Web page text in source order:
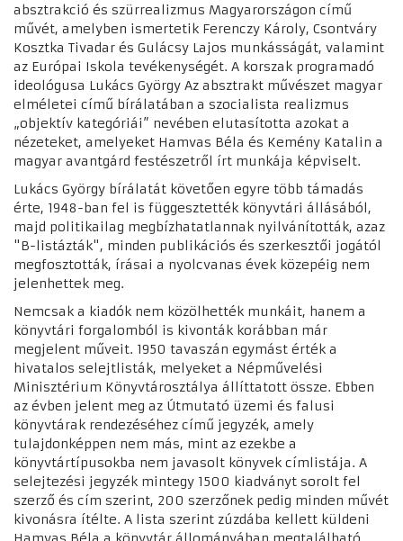
absztrakció és szürrealizmus Magyarországon című
művét, amelyben ismertetik Ferenczy Károly, Csontváry
Kosztka Tivadar és Gulácsy Lajos munkásságát, valamint
az Európai Iskola tevékenységét. A korszak programadó
ideológusa Lukács György Az absztrakt művészet magyar
elméletei című bírálatában a szocialista realizmus
„objektív kategóriái” nevében elutasította azokat a
nézeteket, amelyeket Hamvas Béla és Kemény Katalin a
magyar avantgárd festészetről írt munkája képviselt.
Lukács György bírálatát követően egyre több támadás
érte, 1948-ban fel is függesztették könyvtári állásából,
majd politikailag megbízhatatlannak nyilvánították, azaz
"B-listázták", minden publikációs és szerkesztői jogától
megfosztották, írásai a nyolcvanas évek közepéig nem
jelenhettek meg.
Nemcsak a kiadók nem közölhették munkáit, hanem a
könyvtári forgalomból is kivonták korábban már
megjelent műveit. 1950 tavaszán egymást érték a
hivatalos selejtlisták, melyeket a Népművelési
Minisztérium Könyvtárosztálya állíttatott össze. Ebben
az évben jelent meg az Útmutató üzemi és falusi
könyvtárak rendezéséhez című jegyzék, amely
tulajdonképpen nem más, mint az ezekbe a
könyvtártípusokba nem javasolt könyvek címlistája. A
selejtezési jegyzék mintegy 1500 kiadványt sorolt fel
szerző és cím szerint, 200 szerzőnek pedig minden művét
kivonásra ítélte. A lista szerint zúzdába kellett küldeni